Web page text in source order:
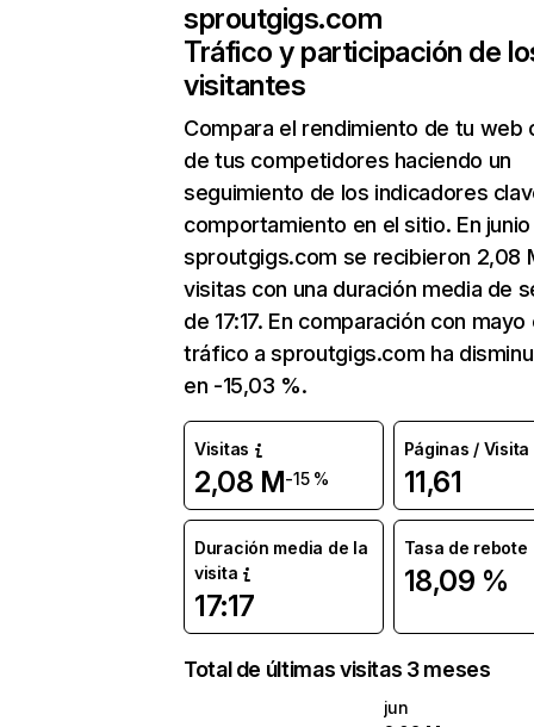
sproutgigs.com
Tráfico y participación de
visitantes
Compara el rendimiento de tu web
de tus competidores haciendo un
seguimiento de los indicadores
comportamiento en el sitio. En junio
sproutgigs.com se recibieron 2,08
visitas con una duración media de
de 17:17. En comparación con mayo
tráfico a sproutgigs.com ha
en -15,03 %.
Visitas
2,08 M-15 %
Páginas / Visita
11,61
Duración media de la
visita
17:17
Tasa de rebote
18,09 %
Total de últimas visitas 3 meses
jun